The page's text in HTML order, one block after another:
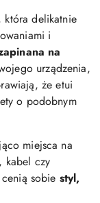
która delikatnie
i
na
urządzenia,
że etui
o podobnym
miejsca na
kabel czy
sobie styl,